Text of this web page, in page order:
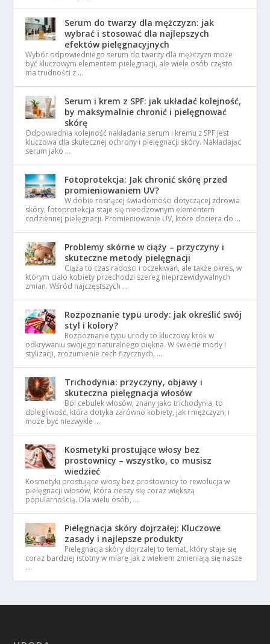
Serum do twarzy dla mężczyzn: jak
wybrać i stosować dla najlepszych
efektów pielęgnacyjnych
Wybór odpowiedniego serum do twarzy dla mężczyzn może
być kluczowym elementem pielęgnacji, ale wiele osób często
ma trudności z …
Serum i krem z SPF: jak układać kolejność,
by maksymalnie chronić i pielęgnować
skórę
Odpowiednia kolejność nakładania serum i kremu z SPF jest
kluczowa dla skutecznej ochrony i pielęgnacji skóry. Nakładając
serum jako …
Fotoprotekcja: Jak chronić skórę przed
promieniowaniem UV?
W dobie rosnącej świadomości dotyczącej zdrowia
skóry, fotoprotekcja staje się nieodzownym elementem
codziennej pielęgnacji. Promieniowanie UV, które dociera do …
Problemy skórne w ciąży – przyczyny i
skuteczne metody pielęgnacji
Ciąża to czas radości i oczekiwań, ale także okres, w
którym ciało kobiety przechodzi szereg nieprzewidywalnych
zmian. Wśród najczęstszych …
Rozpoznanie typu urody: jak określić swój
styl i kolory?
Rozpoznanie typu urody to kluczowy krok w
odkrywaniu swojego naturalnego piękna. W świecie mody i
stylizacji, zrozumienie cech fizycznych, …
Trichodynia: przyczyny, objawy i
skuteczna pielęgnacja włosów
Ból cebulek włosów, znany jako trichodynia, to
dolegliwość, która dotyka zarówno kobiety, jak i mężczyzn, i
może być niezwykle …
Kosmetyki prostujące włosy bez
prostownicy – wszystko, co musisz
wiedzieć
Kosmetyki prostujące włosy bez prostownicy to rewolucja w
pielęgnacji włosów, która cieszy się coraz większą
popularnością. Dla wielu osób, …
Pielęgnacja skóry dojrzałej: Kluczowe
zasady i najlepsze produkty
Pielęgnacja skóry dojrzałej to temat, który staje się
coraz bardziej istotny w miarę jak z wiekiem zmieniają się nasze
…